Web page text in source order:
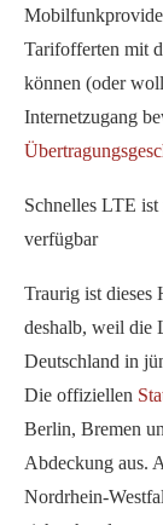
Tarifofferten mit
können (oder
Internetzugang
Schnelles LTE
verfügbar
Traurig ist
deshalb, weil die
Deutschland in
Die offiziellen
Berlin, Bremen
Abdeckung aus.
Nordrhein-